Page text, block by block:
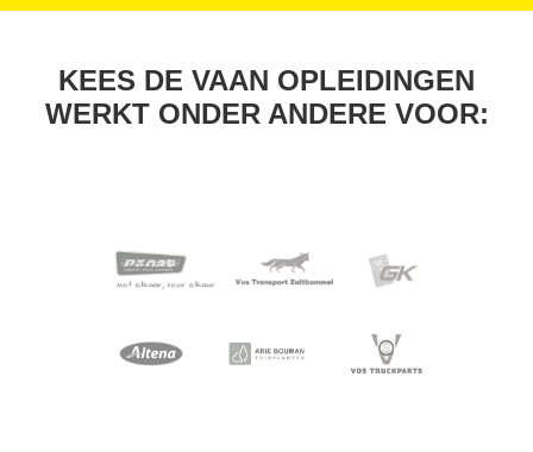
KEES DE VAAN OPLEIDINGEN
WERKT ONDER ANDERE VOOR: